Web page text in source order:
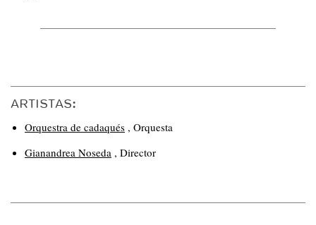
ARTISTAS:
Orquestra de cadaqués , Orquesta
Gianandrea Noseda , Director